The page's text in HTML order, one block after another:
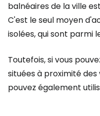
balnéaires de la ville
C'est le seul moyen
isolées, qui sont parmi
Toutefois, si vous
situées à proximité des
pouvez également